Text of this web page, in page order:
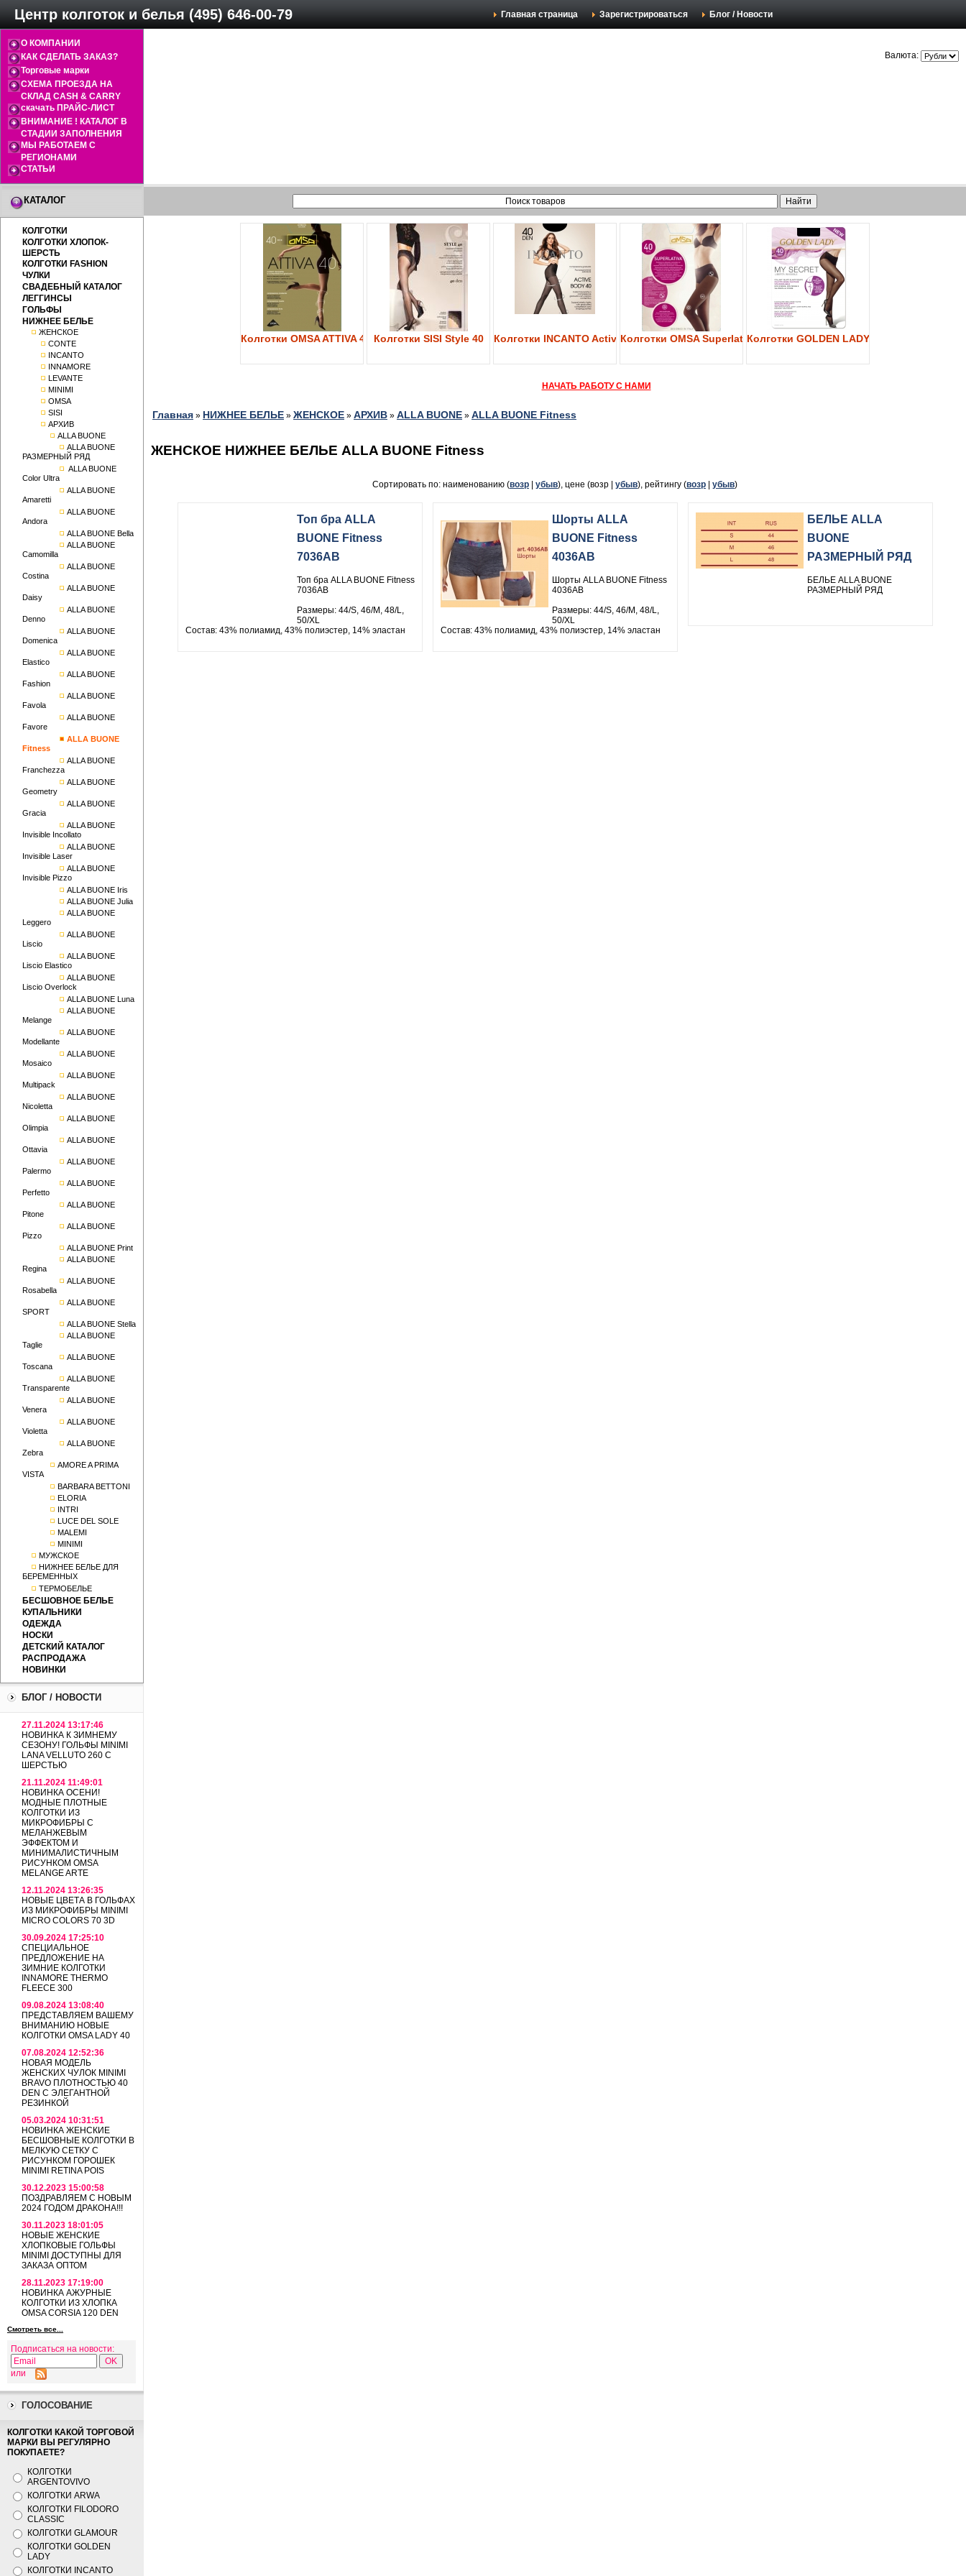
Центр колготок и белья (495) 646-00-79 Главная страница Зарегистрироваться Блог / Новости
О КОМПАНИИ
КАК СДЕЛАТЬ ЗАКАЗ?
Торговые марки
СХЕМА ПРОЕЗДА НА
СКЛАД CASH & CARRY
скачать ПРАЙС-ЛИСТ
ВНИМАНИЕ ! КАТАЛОГ В
СТАДИИ ЗАПОЛНЕНИЯ
МЫ РАБОТАЕМ С
РЕГИОНАМИ
СТАТЬИ
Валюта:
КАТАЛОГ
КОЛГОТКИ
КОЛГОТКИ ХЛОПОК-
ШЕРСТЬ
КОЛГОТКИ FASHION
ЧУЛКИ
СВАДЕБНЫЙ КАТАЛОГ
ЛЕГГИНСЫ
ГОЛЬФЫ
НИЖНЕЕ БЕЛЬЕ
ЖЕНСКОЕ
CONTE
INCANTO
INNAMORE
LEVANTE
MINIMI
OMSA
SISI
АРХИВ
ALLA BUONE
ALLA BUONE
РАЗМЕРНЫЙ РЯД
ALLA BUONE
Color Ultra
ALLA BUONE
Amaretti
ALLA BUONE
Andora
ALLA BUONE Bella
ALLA BUONE
Camomilla
ALLA BUONE
Costina
ALLA BUONE
Daisy
ALLA BUONE
Denno
ALLA BUONE
Domenica
ALLA BUONE
Elastico
ALLA BUONE
Fashion
ALLA BUONE
Favola
ALLA BUONE
Favore
ALLA BUONE
Fitness
ALLA BUONE
Franchezza
ALLA BUONE
Geometry
ALLA BUONE
Gracia
ALLA BUONE
Invisible Incollato
ALLA BUONE
Invisible Laser
ALLA BUONE
Invisible Pizzo
ALLA BUONE Iris
ALLA BUONE Julia
ALLA BUONE
Leggero
ALLA BUONE
Liscio
ALLA BUONE
Liscio Elastico
ALLA BUONE
Liscio Overlock
ALLA BUONE Luna
ALLA BUONE
Melange
ALLA BUONE
Modellante
ALLA BUONE
Mosaico
ALLA BUONE
Multipack
ALLA BUONE
Nicoletta
ALLA BUONE
Olimpia
ALLA BUONE
Ottavia
ALLA BUONE
Palermo
ALLA BUONE
Perfetto
ALLA BUONE
Pitone
ALLA BUONE
Pizzo
ALLA BUONE Print
ALLA BUONE
Regina
ALLA BUONE
Rosabella
ALLA BUONE
SPORT
ALLA BUONE Stella
ALLA BUONE
Taglie
ALLA BUONE
Toscana
ALLA BUONE
Transparente
ALLA BUONE
Venera
ALLA BUONE
Violetta
ALLA BUONE
Zebra
AMORE A PRIMA
VISTA
BARBARA BETTONI
ELORIA
INTRI
LUCE DEL SOLE
MALEMI
MINIMI
МУЖСКОЕ
НИЖНЕЕ БЕЛЬЕ ДЛЯ
БЕРЕМЕННЫХ
ТЕРМОБЕЛЬЕ
БЕСШОВНОЕ БЕЛЬЕ
КУПАЛЬНИКИ
ОДЕЖДА
НОСКИ
ДЕТСКИЙ КАТАЛОГ
РАСПРОДАЖА
НОВИНКИ
БЛОГ / НОВОСТИ
27.11.2024 13:17:46
НОВИНКА К ЗИМНЕМУ
СЕЗОНУ! ГОЛЬФЫ MINIMI
LANA VELLUTO 260 С
ШЕРСТЬЮ
21.11.2024 11:49:01
НОВИНКА ОСЕНИ!
МОДНЫЕ ПЛОТНЫЕ
КОЛГОТКИ ИЗ
МИКРОФИБРЫ С
МЕЛАНЖЕВЫМ
ЭФФЕКТОМ И
МИНИМАЛИСТИЧНЫМ
РИСУНКОМ OMSA
MELANGE ARTE
12.11.2024 13:26:35
НОВЫЕ ЦВЕТА В ГОЛЬФАХ
ИЗ МИКРОФИБРЫ MINIMI
MICRO COLORS 70 3D
30.09.2024 17:25:10
СПЕЦИАЛЬНОЕ
ПРЕДЛОЖЕНИЕ НА
ЗИМНИЕ КОЛГОТКИ
INNAMORE THERMO
FLEECE 300
09.08.2024 13:08:40
ПРЕДСТАВЛЯЕМ ВАШЕМУ
ВНИМАНИЮ НОВЫЕ
КОЛГОТКИ OMSA LADY 40
07.08.2024 12:52:36
НОВАЯ МОДЕЛЬ
ЖЕНСКИХ ЧУЛОК MINIMI
BRAVO ПЛОТНОСТЬЮ 40
DEN С ЭЛЕГАНТНОЙ
РЕЗИНКОЙ
05.03.2024 10:31:51
НОВИНКА ЖЕНСКИЕ
БЕСШОВНЫЕ КОЛГОТКИ В
МЕЛКУЮ СЕТКУ С
РИСУНКОМ ГОРОШЕК
MINIMI RETINA POIS
30.12.2023 15:00:58
ПОЗДРАВЛЯЕМ С НОВЫМ
2024 ГОДОМ ДРАКОНА!!!
30.11.2023 18:01:05
НОВЫЕ ЖЕНСКИЕ
ХЛОПКОВЫЕ ГОЛЬФЫ
MINIMI ДОСТУПНЫ ДЛЯ
ЗАКАЗА ОПТОМ
28.11.2023 17:19:00
НОВИНКА АЖУРНЫЕ
КОЛГОТКИ ИЗ ХЛОПКА
OMSA CORSIA 120 DEN
Смотреть все...
Подписаться на новости:
или
ГОЛОСОВАНИЕ
КОЛГОТКИ КАКОЙ ТОРГОВОЙ
МАРКИ ВЫ РЕГУЛЯРНО
ПОКУПАЕТЕ?
КОЛГОТКИ
ARGENTOVIVO
КОЛГОТКИ ARWA
КОЛГОТКИ FILODORO
CLASSIC
КОЛГОТКИ GLAMOUR
КОЛГОТКИ GOLDEN
LADY
КОЛГОТКИ INCANTO
Колготки OMSA ATTIVA 40 Колготки SISI Style 40 Колготки INCANTO Active Body 40Колготки OMSA Superlativa 40Колготки GOLDEN LADY My Secret 40
НАЧАТЬ РАБОТУ С НАМИ
Главная » НИЖНЕЕ БЕЛЬЕ » ЖЕНСКОЕ » АРХИВ » ALLA BUONE » ALLA BUONE Fitness
ЖЕНСКОЕ НИЖНЕЕ БЕЛЬЕ ALLA BUONE Fitness
Сортировать по: наименованию (возр убыв), цене (возр | убыв), рейтингу (возр убыв)
Топ бра ALLA
BUONE Fitness
7036AB
Топ бра ALLA BUONE Fitness
7036AB
Размеры: 44/S, 46/M, 48/L,
50/XL
Состав: 43% полиамид, 43% полиэстер, 14% эластан
Шорты ALLA
BUONE Fitness
4036AB
Шорты ALLA BUONE Fitness
4036AB
Размеры: 44/S, 46/M, 48/L,
50/XL
Состав: 43% полиамид, 43% полиэстер, 14% эластан
БЕЛЬЕ ALLA
BUONE
РАЗМЕРНЫЙ РЯД
БЕЛЬЕ ALLA BUONE
РАЗМЕРНЫЙ РЯД